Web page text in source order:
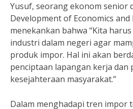
Yusuf, seorang ekonom
Development of Economics and
menekankan bahwa “Kita
industri dalam negeri agar
produk impor. Hal ini akan
penciptaan lapangan kerja dan
kesejahteraan masyarakat.”
Dalam menghadapi tren impor